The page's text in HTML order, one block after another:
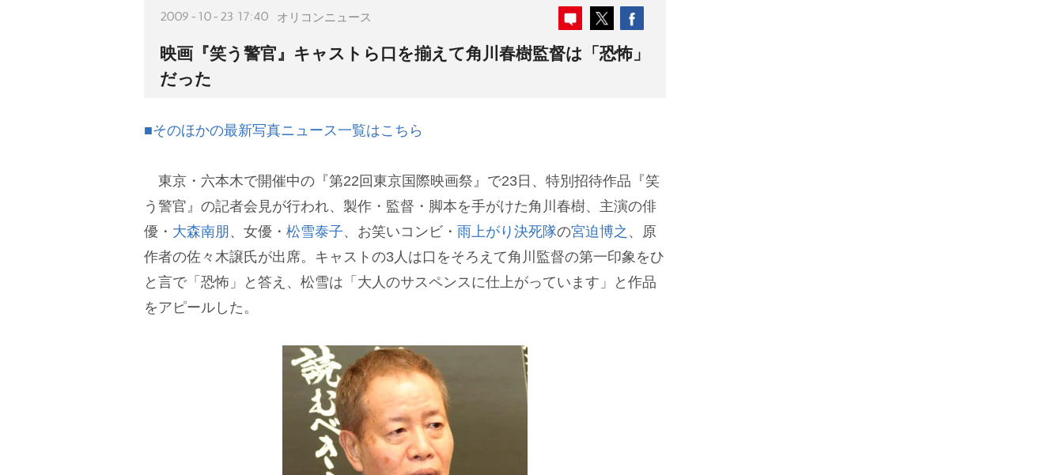
2009-10-23 17:40 オリコンニュース
映画『笑う警官』キャストら口を揃えて角川春樹監督は「恐怖」
だった
■そのほかの最新写真ニュース一覧はこちら
東京・六本木で開催中の『第22回東京国際映画祭』で23日、特別招待作品『笑
う警官』の記者会見が行われ、製作・監督・脚本を手がけた角川春樹、主演の俳
優・ 大森南朋 、女優・ 松雪泰子、お笑いコンビ・ 雨上がり決死隊の宮迫博之 、原
作者の佐々木譲氏が出席。キャストの3人は口をそろえて角川監督の第一印象をひ
と言で「恐怖」と答え、松雪は「大人のサスペンスに仕上がっています」と作品
をアピールした。